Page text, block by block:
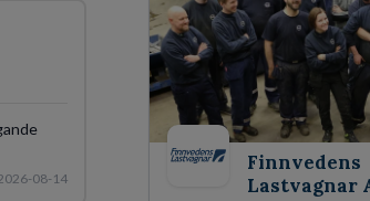
08-14
på DLA Piper erbjuda våra
effektiv och
expertis. På vårt kontor i
vi idag drygt 240 medarbetare.
Finnvedens
Lastvagnar